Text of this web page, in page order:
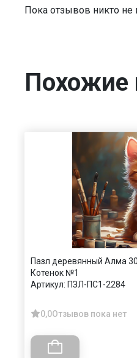
Пока отзывов никто не
Похожие
Пазл деревянный Алма
Котенок №1
Артикул: ПЗЛ-ПС1-2284
0,0Отзывов пока нет